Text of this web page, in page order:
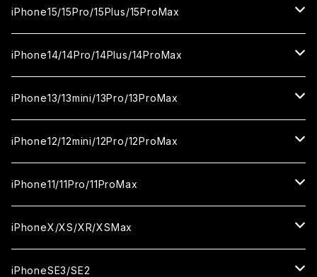
セラミックフィルム
ガラスフィルム
セラミックフィルム
カメラ用フィルム
セラミックフィルム
カメラ用フィルム
iPhone16
ガラスフィルム
セラミックフィルム
iPhone16Pro
ガラスフィルム
セラミックフィルム
iPhone16Plus
ガラスフィルム
セラミックフィルム
iPhone16ProMax
ガラスフィルム
セラミックフィルム
iPhone15/15Pro/15Plus/15ProMax
iPhone15
ガラスフィルム
セラミックフィルム
iPhone15Pro
ガラスフィルム
セラミックフィルム
iPhone15Plus
ガラスフィルム
セラミックフィルム
iPhone15ProMax
ガラスフィルム
セラミックフィルム
iPhone14/14Pro/14Plus/14ProMax
iPhone14
ガラスフィルム
セラミックフィルム
iPhone14Pro
ガラスフィルム
セラミックフィルム
iPhone14Plus
ガラスフィルム
セラミックフィルム
iPhone14ProMax
ガラスフィルム
iPhone13/13mini/13Pro/13ProMax
iPhone13/13Pro
ガラスフィルム
セラミックフィルム
iPhone13mini
ガラスフィルム
セラミックフィルム
iPhone13ProMax
ガラスフィルム
iPhone12/12mini/12Pro/12ProMax
iPhone12/12Pro
ガラスフィルム
セラミックフィルム
iPhone12mini
ガラスフィルム
iPhone12ProMax
iPhone11/11Pro/11ProMax
iPhone11
ガラスフィルム
iPhone11Pro
iPhoneX/XS/XR/XSMax
iPhoneX
iPhoneSE3/SE2